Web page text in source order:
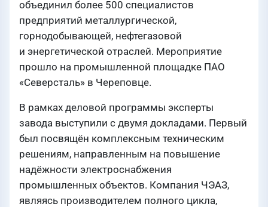
объединил более 500 специалистов
предприятий металлургической,
горнодобывающей, нефтегазовой
и энергетической отраслей. Мероприятие
прошло на промышленной площадке ПАО
«Северсталь» в Череповце.
В рамках деловой программы эксперты
завода выступили с двумя докладами. Первый
был посвящён комплексным техническим
решениям, направленным на повышение
надёжности электроснабжения
промышленных объектов. Компания ЧЭАЗ,
являясь производителем полного цикла,